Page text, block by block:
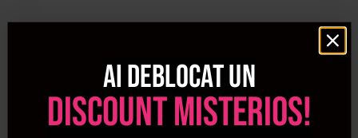
Ai deblocat un
discount misterios!